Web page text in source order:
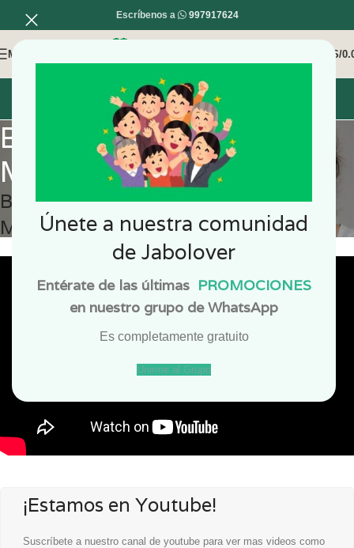
Únete a nuestra comunidad
de Jabolover
Entérate de las últimas PROMOCIONES
en nuestro grupo de WhatsApp
Es completamente gratuito
Unirme al Grupo
Escríbenos a 997917624
MENÚ S/
INICIO MI COMPRA MI CUENTA
Bombas Efervescentes
Medicinales
BOMBAS EFERVESCENTES
MEDICINALES
¡Estamos en Youtube!
Suscríbete a nuestro canal de youtube para ver mas videos como